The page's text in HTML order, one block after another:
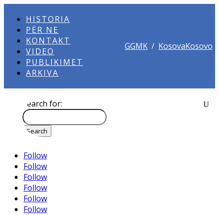
HISTORIA
PËR NE
KONTAKT
VIDEO
PUBLIKIMET
ARKIVA
GGMK / KosovaKosovo
Search for:
Follow
Follow
Follow
Follow
Follow
Follow